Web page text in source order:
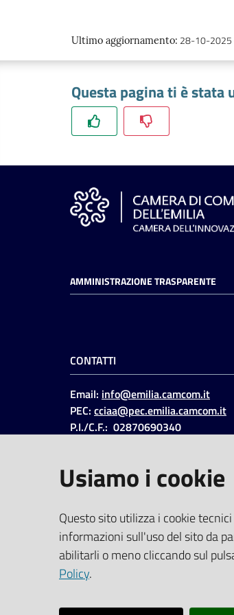
Ultimo aggiornamento: 28-10-2025
Questa pagina ti è stata
AMMINISTRAZIONE TRASPARENTE
CONTATTI
Email: info@emilia.camcom.it
PEC: cciaa@pec.emilia.camcom.it
P.I./C.F.: 02870690340
Codice IPA: ccem
SOCIAL
LinkedinFacebookInstagram
Usiamo i cookie
Questo sito utilizza i cookie
informazioni sull'uso del sito da
abilitarli o meno cliccando sul
Policy.